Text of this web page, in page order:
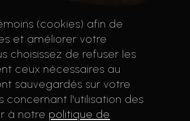
(cookies) afin de
et améliorer votre
choisissez de refuser les
ceux nécessaires au
sauvegardés sur votre
concernant l'utilisation des
à notre politique de